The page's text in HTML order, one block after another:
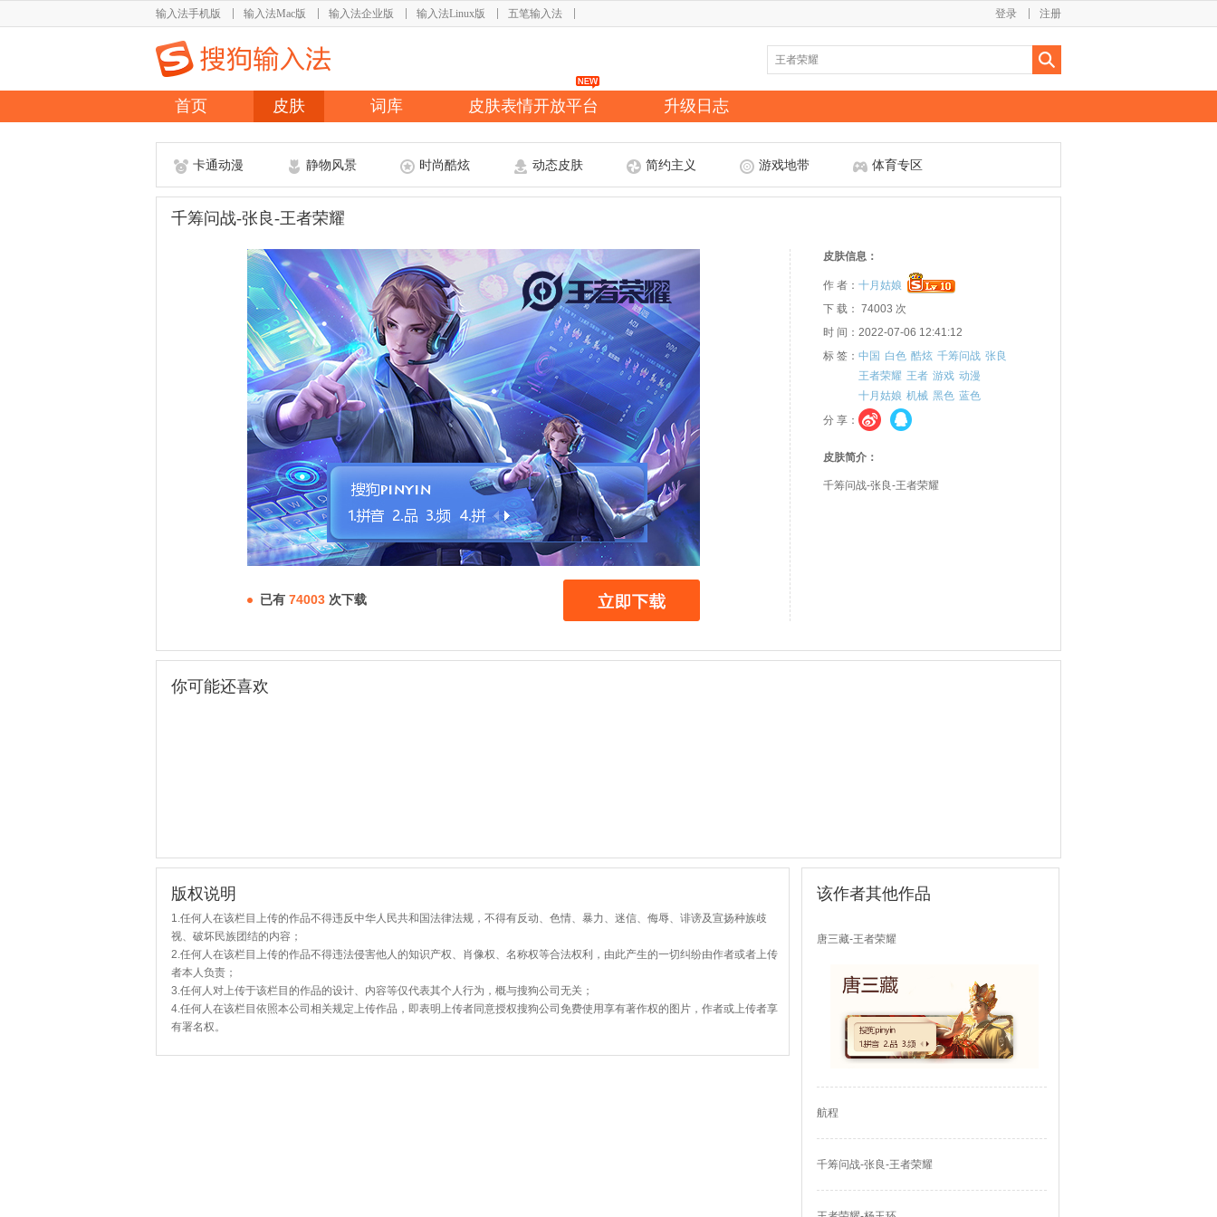
输入法手机版 输入法Mac版 输入法企业版 输入法Linux版 五笔输入法 注册
登录
首页 皮肤 词库 皮肤表情开放平台 升级日志
卡通动漫 静物风景 时尚酷炫 动态皮肤 简约主义 游戏地带 体育专区
千筹问战-张良-王者荣耀
已有 74003 次下载
皮肤信息：
作 者： 十月姑娘
下 载： 74003 次
时 间：2022-07-06 12:41:12
标 签： 中国 白色 酷炫 千筹问战 张良
王者荣耀 王者 游戏 动漫
十月姑娘 机械 黑色 蓝色
分 享：
皮肤简介：
千筹问战-张良-王者荣耀
你可能还喜欢
版权说明
1.任何人在该栏目上传的作品不得违反中华人民共和国法律法规，不得有反动、色情、暴力、迷信、侮辱、诽谤及宣扬种族歧
视、破坏民族团结的内容；
2.任何人在该栏目上传的作品不得违法侵害他人的知识产权、肖像权、名称权等合法权利，由此产生的一切纠纷由作者或者上传
者本人负责；
3.任何人对上传于该栏目的作品的设计、内容等仅代表其个人行为，概与搜狗公司无关；
4.任何人在该栏目依照本公司相关规定上传作品，即表明上传者同意授权搜狗公司免费使用享有著作权的图片，作者或上传者享
有署名权。
该作者其他作品
唐三藏-王者荣耀
航程
千筹问战-张良-王者荣耀